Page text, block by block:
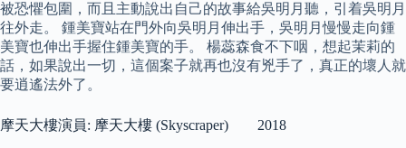
被恐懼包圍，而且主動說出自己的故事給吳明月聽，引着吳明月
往外走。 鍾美寶站在門外向吳明月伸出手，吳明月慢慢走向鍾
美寶也伸出手握住鍾美寶的手。 楊蕊森食不下咽，想起茉莉的
話，如果說出一切，這個案子就再也沒有兇手了，真正的壞人就
要逍遙法外了。
摩天大樓演員: 摩天大樓 (Skyscraper) 2018